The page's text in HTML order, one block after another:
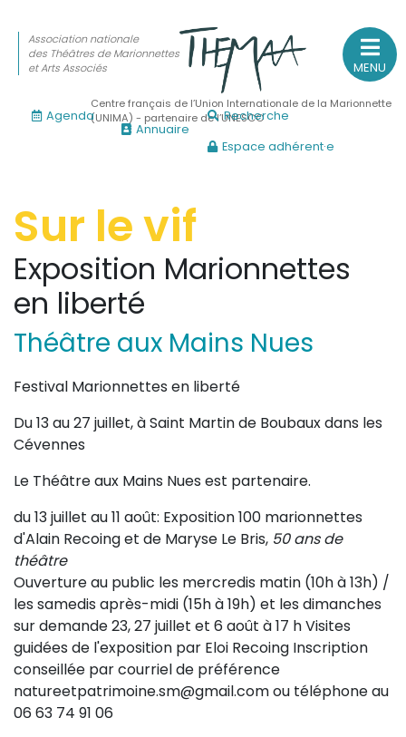
Sur le feu
(Actualités, annonces, vie professionnelle)
Sur le vif
(Agenda, spectacles, événements des adhérents)
(Fonctionnement, gouvernance, groupes de travail,
Sur le terrain
(Portraits, actions, collaborations)
Sur l’étagère
(Documents, études, publications)
MENU
Association nationale
des Théâtres de Marionnettes
et Arts Associés
Centre français de l’Union Internationale de la Marionnette
(UNIMA) - partenaire de l’UNESCO
Agenda
Annuaire
Recherche
Espace adhérent·e
Sur le vif
Exposition Marionnettes
en liberté
Théâtre aux Mains Nues
Festival Marionnettes en liberté
Du 13 au 27 juillet, à Saint Martin de Boubaux dans les
Cévennes
Le Théâtre aux Mains Nues est partenaire.
du 13 juillet au 11 août: Exposition 100 marionnettes
d'Alain Recoing et de Maryse Le Bris, 50 ans de
théâtre
Ouverture au public les mercredis matin (10h à 13h) /
les samedis après-midi (15h à 19h) et les dimanches
sur demande 23, 27 juillet et 6 août à 17 h Visites
guidées de l'exposition par Eloi Recoing Inscription
conseillée par courriel de préférence
natureetpatrimoine.sm@gmail.com ou téléphone au
06 63 74 91 06